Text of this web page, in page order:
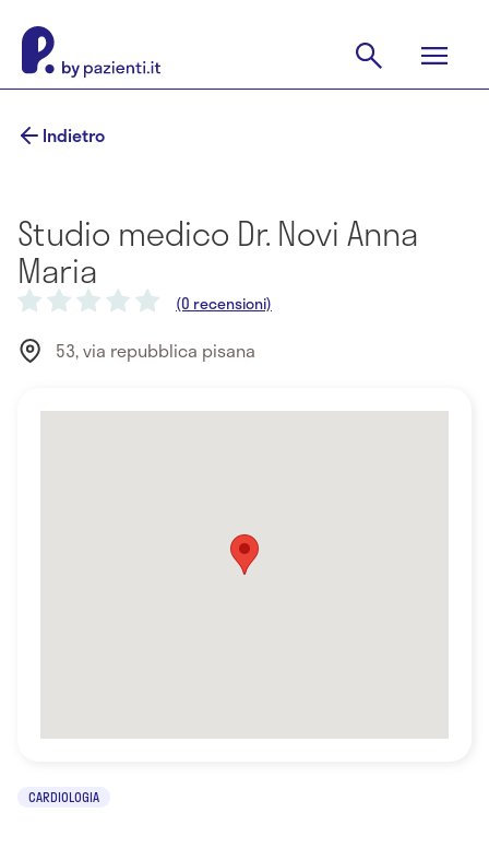
Indietro
Studio medico Dr. Novi Anna
Maria
(0 recensioni)
53, via repubblica pisana
CARDIOLOGIA